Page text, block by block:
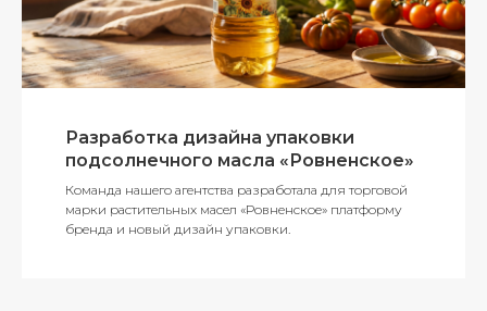
Разработка дизайна упаковки
подсолнечного масла «Ровненское»
Команда нашего агентства разработала для торговой
марки растительных масел «Ровненское» платформу
бренда и новый дизайн упаковки.